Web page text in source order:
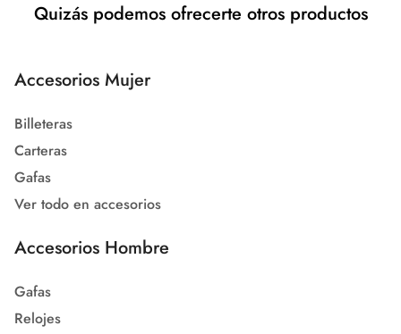
Quizás podemos ofrecerte otros productos
Accesorios Mujer
Billeteras
Carteras
Gafas
Ver todo en accesorios
Accesorios Hombre
Gafas
Relojes